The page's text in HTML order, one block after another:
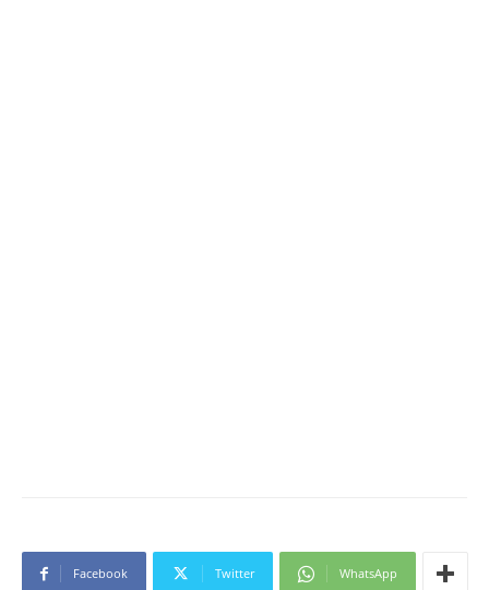
Facebook Twitter WhatsApp